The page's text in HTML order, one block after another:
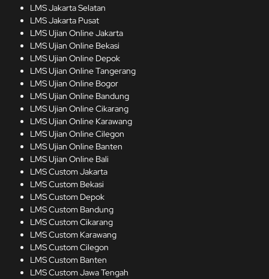
LMS Jakarta Selatan
LMS Jakarta Pusat
LMS Ujian Online Jakarta
LMS Ujian Online Bekasi
LMS Ujian Online Depok
LMS Ujian Online Tangerang
LMS Ujian Online Bogor
LMS Ujian Online Bandung
LMS Ujian Online Cikarang
LMS Ujian Online Karawang
LMS Ujian Online Cilegon
LMS Ujian Online Banten
LMS Ujian Online Bali
LMS Custom Jakarta
LMS Custom Bekasi
LMS Custom Depok
LMS Custom Bandung
LMS Custom Cikarang
LMS Custom Karawang
LMS Custom Cilegon
LMS Custom Banten
LMS Custom Jawa Tengah